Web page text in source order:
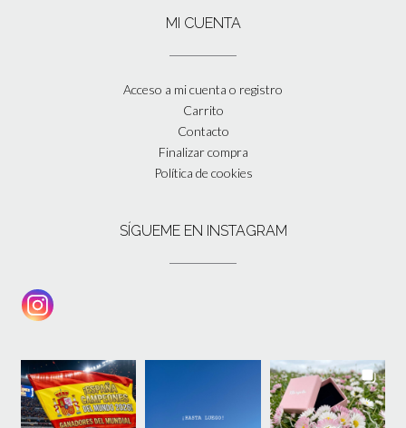
MI CUENTA
Acceso a mi cuenta o registro
Carrito
Contacto
Finalizar compra
Política de cookies
SÍGUEME EN INSTAGRAM